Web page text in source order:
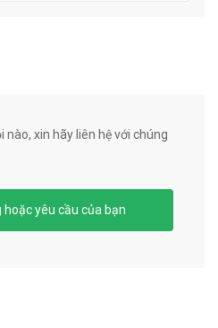
nào, xin hãy liên hệ với chúng
hoặc yêu cầu của bạn